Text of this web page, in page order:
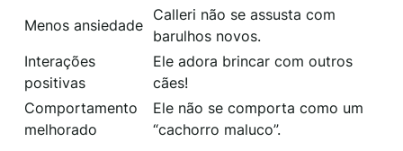
Menos ansiedade
Calleri não se assusta com
barulhos novos.
Interações
positivas
Ele adora brincar com outros
cães!
Comportamento
melhorado
Ele não se comporta como um
“cachorro maluco”.